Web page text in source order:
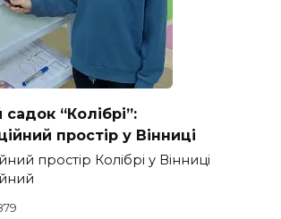
“Колібрі”:
простір у Вінниці
простір Колібрі у Вінниці